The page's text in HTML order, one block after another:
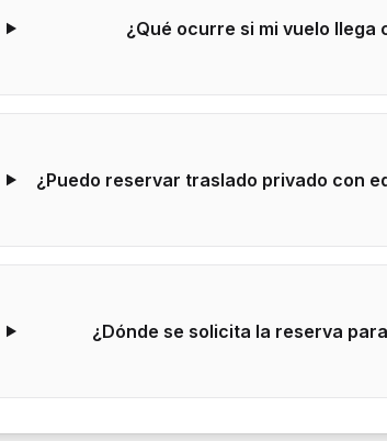
¿Qué ocurre si mi vuelo llega
¿Puedo reservar traslado privado con
¿Dónde se solicita la reserva